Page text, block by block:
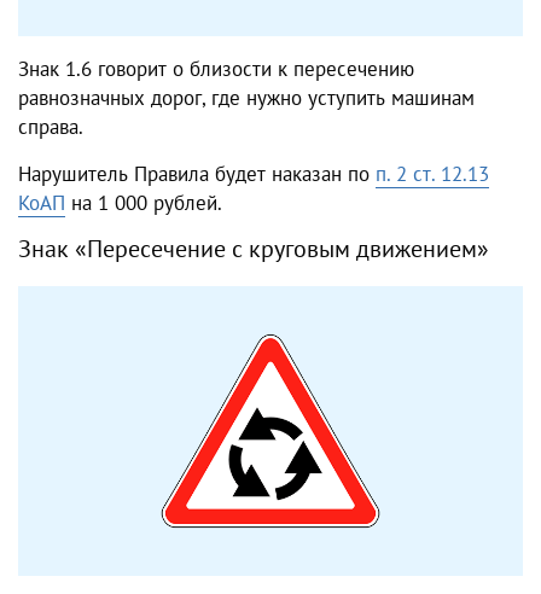
Знак 1.6 говорит о близости к пересечению
равнозначных дорог, где нужно уступить машинам
справа.
Нарушитель Правила будет наказан по п. 2 ст. 12.13
КоАП на 1 000 рублей.
Знак «Пересечение с круговым движением»